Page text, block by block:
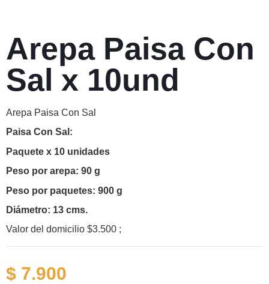
Arepa Paisa Con
Sal x 10und
Arepa Paisa Con Sal
Paisa Con Sal:
Paquete x 10 unidades
Peso por arepa: 90 g
Peso por paquetes: 900 g
Diámetro: 13 cms.
Valor del domicilio $3.500 ;
$ 7.900